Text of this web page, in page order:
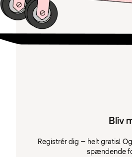
Bliv
Registrér dig – helt gratis!
spændende